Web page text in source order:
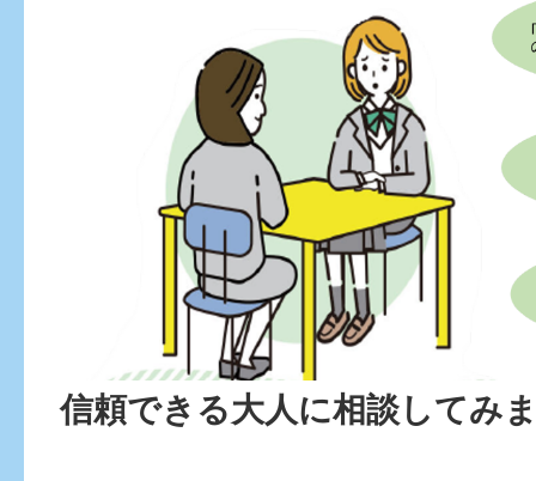
信頼できる大人に相談してみ